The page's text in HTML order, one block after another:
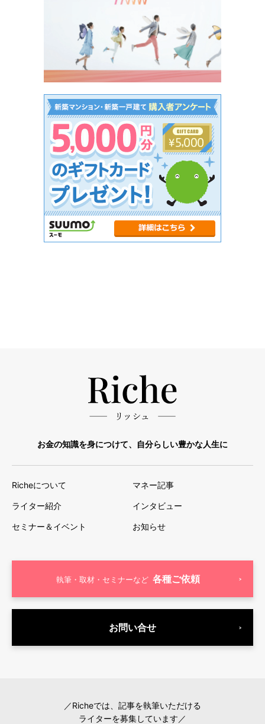
お金の知識を身につけて、自分らしい豊かな人生に
Richeについて マネー記事
ライター紹介 インタビュー
セミナー＆イベント お知らせ
執筆・取材・セミナーなど 各種ご依頼
お問い合せ
／Richeでは、記事を執筆いただける
ライターを募集しています／